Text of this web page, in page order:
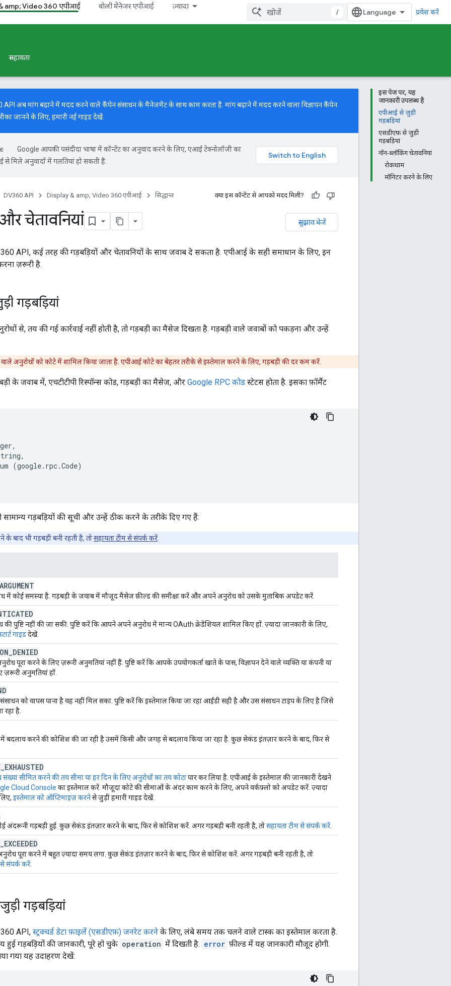
amp; Video 360 एपीआई बोली मैनेजर एपीआई ज़्यादा
/ प्रवेश करें
सहायता
इस पेज पर, यह
जानकारी उपलब्ध है
एपीआई से जुड़ी
गड़बड़ियां
एसडीएफ़ से जुड़ी
गड़बड़ियां
नॉन-ब्लॉकिंग चेतावनियां
रोकथाम
मॉनिटर करने के लिए
API अब मांग बढ़ाने में मदद करने वाले कैंपेन संसाधन के मैनेजमेंट के साथ काम करता है. मांग बढ़ाने में मदद करने वाला विज्ञापन कैंपेन
जानने के लिए, हमारीनई गाइडदेखें.
Google आपकी पसंदीदा भाषा में कॉन्टेंट का अनुवाद करने के लिए, एआई टेक्नोलॉजी का
मिले अनुवादों में गलतियां हो सकती हैं.
DV360 API Display & amp; Video 360 एपीआई सिद्धान्त क्या इस कॉन्टेंट से आपको मदद मिली?
सुझाव भेजें
चेतावनियां
API, कई तरह की गड़बड़ियों और चेतावनियों के साथ जवाब दे सकता है. एपीआई के सही समाधान के लिए, इन
ज़रूरी है.
गड़बड़ियां
से, तय की गई कार्रवाई नहीं होती है, तो गड़बड़ी का मैसेज दिखता है. गड़बड़ी वाले जवाबों को पकड़ना और उन्हें
अनुरोधों को कोटे में शामिल किया जाता है. एपीआई कोटे का बेहतर तरीके से इस्तेमाल करने के लिए, गड़बड़ी की दर कम करें.
के जवाब में, एचटीटीपी रिस्पॉन्स कोड, गड़बड़ी का मैसेज, और Google RPC कोड स्टेटस होता है. इसका फ़ॉर्मैट
(google.rpc.Code)
गड़बड़ियों की सूची और उन्हें ठीक करने के तरीके दिए गए हैं:
के बाद भी गड़बड़ी बनी रहती है, तोसहायता टीम से संपर्क करें
ARGUMENT
में कोई समस्या है. गड़बड़ी के जवाब में मौजूद मैसेज फ़ील्ड की समीक्षा करें और अपने अनुरोध को उसके मुताबिक अपडेट करें.
पुष्टि नहीं की जा सकी. पुष्टि करें कि आपने अपने अनुरोध में मान्य OAuth क्रेडेंशियल शामिल किए हों. ज़्यादा जानकारी के लिए,
गाइडदेखें.
DENIED
पूरा करने के लिए ज़रूरी अनुमतियां नहीं हैं. पुष्टि करें कि आपके उपयोगकर्ता खाते के पास, विज्ञापन देने वाले व्यक्ति या कंपनी या
ज़रूरी अनुमतियां हों.
को वापस पाना है वह नहीं मिल सका. पुष्टि करें कि इस्तेमाल किया जा रहा आईडी सही है और उस संसाधन टाइप के लिए है जिसे
रहा है.
बदलाव करने की कोशिश की जा रही है उसमें किसी और जगह से बदलाव किया जा रहा है. कुछ सेकंड इंतज़ार करने के बाद, फिर से
EXHAUSTED
संख्या सीमित करने की तय सीमा या हर दिन के लिए अनुरोधों का तय कोटापार कर लिया है. एपीआई के इस्तेमाल की जानकारी देखने
Cloud Console का इस्तेमाल करें. मौजूदा कोटे की सीमाओं के अंदर काम करने के लिए, अपने वर्कफ़्लो को अपडेट करें. ज़्यादा
इस्तेमाल को ऑप्टिमाइज़ करनेसे जुड़ी हमारी गाइड देखें.
अंदरूनी गड़बड़ी हुई. कुछ सेकंड इंतज़ार करने के बाद, फिर से कोशिश करें. अगर गड़बड़ी बनी रहती है, तोसहायता टीम से संपर्क करें
EXCEEDED
पूरा करने में बहुत ज़्यादा समय लगा. कुछ सेकंड इंतज़ार करने के बाद, फिर से कोशिश करें. अगर गड़बड़ी बनी रहती है, तो
संपर्क करें
गड़बड़ियां
API, स्ट्रक्चर्ड डेटा फ़ाइलें (एसडीएफ़) जनरेट करने के लिए, लंबे समय तक चलने वाले टास्क का इस्तेमाल करता है.
हुई गड़बड़ियों की जानकारी, पूरे हो चुके operation में दिखती है. error फ़ील्ड में यह जानकारी मौजूद होगी.
गया यह उदाहरण देखें: